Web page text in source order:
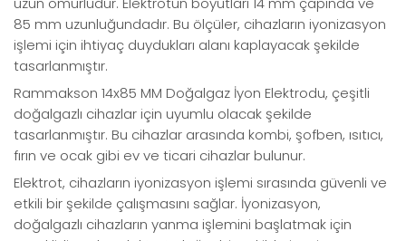
85 mm uzunluğundadır. Bu ölçüler, cihazların iyonizasyon
işlemi için ihtiyaç duydukları alanı kaplayacak şekilde
tasarlanmıştır.
Rammakson 14x85 MM Doğalgaz İyon Elektrodu, çeşitli
doğalgazlı cihazlar için uyumlu olacak şekilde
tasarlanmıştır. Bu cihazlar arasında kombi, şofben, ısıtıcı,
fırın ve ocak gibi ev ve ticari cihazlar bulunur.
Elektrot, cihazların iyonizasyon işlemi sırasında güvenli ve
etkili bir şekilde çalışmasını sağlar. İyonizasyon,
doğalgazlı cihazların yanma işlemini başlatmak için